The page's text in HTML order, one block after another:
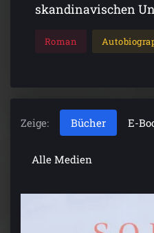
skandinavischen
Roman
Zeige: Bücher E-
Alle Medien